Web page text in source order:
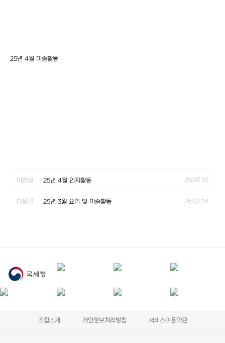
25년 4월 미술활동
이전글 25년 4월 인지활동 25.07.15
다음글 25년 3월 요리 및 미술활동 25.07.14
조합소개 개인정보처리방침 서비스이용약관